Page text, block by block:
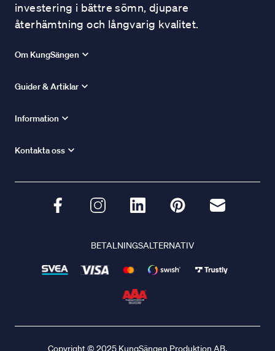
investering i bättre sömn, djupare
återhämtning och långvarig kvalitet.
Om KungSängen
Guider & Artiklar
Information
Kontakta oss
BETALNINGSALTERNATIV
Copyright © 2025 KungSängen Produktion AB.